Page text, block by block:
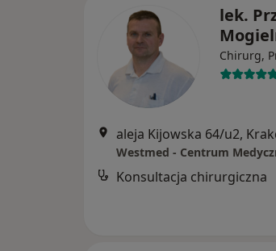
lek.
Chirurg,
aleja Kijowska 64/u2,
Westmed - Centrum
Konsultacja chirurgiczna